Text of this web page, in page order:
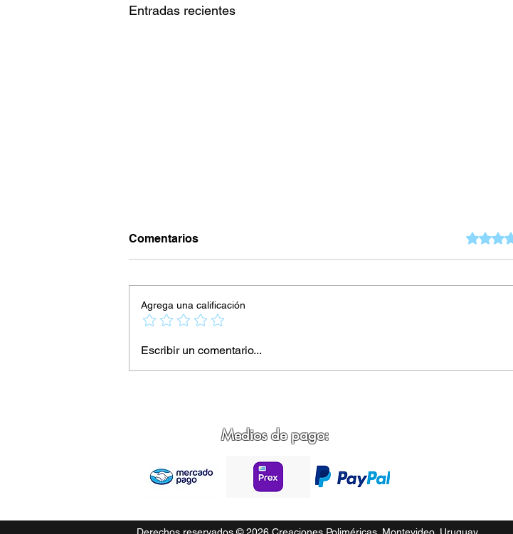
Entradas recientes
¿Se puede usar pintura óleo
Comentarios Obtuvo
Agrega una calificación
Escribir un comentario...
Medios de pago: